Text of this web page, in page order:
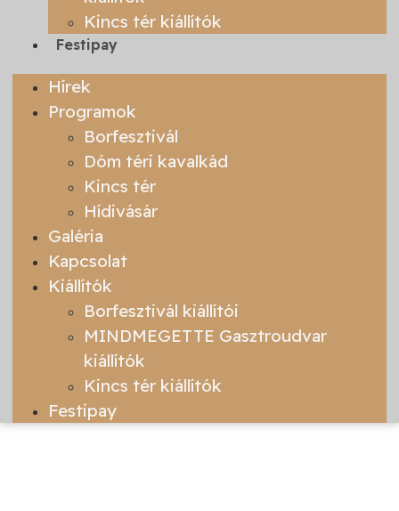
Kincs tér kiállítók
Festipay
Hírek
Programok
Borfesztivál
Dóm téri kavalkád
Kincs tér
Hídivásár
Galéria
Kapcsolat
Kiállítók
Borfesztivál kiállítói
MINDMEGETTE Gasztroudvar
kiállítók
Kincs tér kiállítók
Festipay